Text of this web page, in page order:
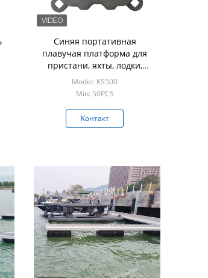
Синяя портативная
плавучая платформа для
пристани, яхты, лодки,
гидроцикла, плавучего дока,
кубиков из полиэтилена
Model: KS500
Min: 50PCS
Контакт